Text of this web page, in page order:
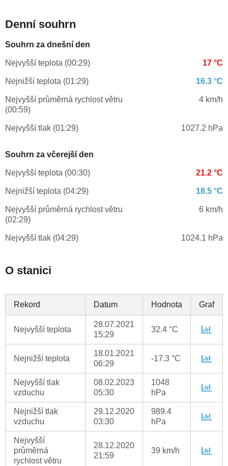
Denní souhrn
Souhrn za dnešní den
Nejvyšší teplota (00:29) 17 °C
Nejnižší teplota (01:29) 16.3 °C
Nejvyšší průměrná rychlost větru
(00:59)
4 km/h
Nejvyšší tlak (01:29) 1027.2 hPa
Souhrn za včerejší den
Nejvyšší teplota (00:30) 21.2 °C
Nejnižší teplota (04:29) 18.5 °C
Nejvyšší průměrná rychlost větru
(02:29)
6 km/h
Nejvyšší tlak (04:29) 1024.1 hPa
O stanici
Rekord Datum Hodnota Graf
Nejvyšší teplota
28.07.2021
15:29
32.4 °C
Nejnižší teplota
18.01.2021
06:29
-17.3 °C
Nejvyšší tlak
vzduchu
08.02.2023
05:30
1048
hPa
Nejnižší tlak
vzduchu
29.12.2020
03:30
989.4
hPa
Nejvyšší
průměrná
rychlost větru
28.12.2020
21:59
39 km/h